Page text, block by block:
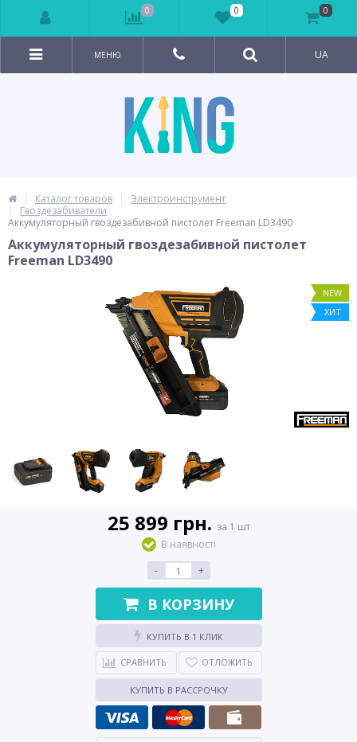
МЕНЮ UA
Каталог товаров
Электроинструмент
Гвоздезабиватели
Аккумуляторный гвоздезабивной пистолет Freeman LD3490
Аккумуляторный гвоздезабивной пистолет
Freeman LD3490
NEW
ХИТ
25 899 грн. за 1 шт
В наявності
-
+
В КОРЗИНУ
КУПИТЬ В 1 КЛИК
СРАВНИТЬ ОТЛОЖИТЬ
КУПИТЬ В РАССРОЧКУ
0 0 0